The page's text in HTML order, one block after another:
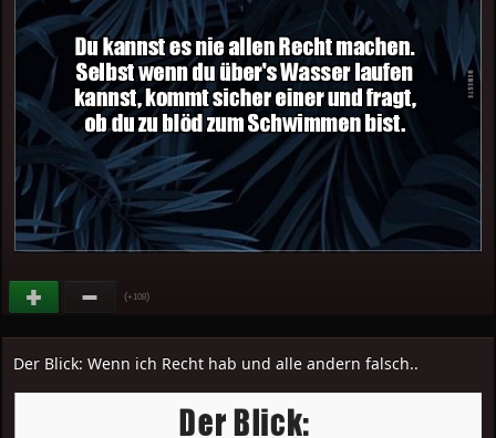
(+108)
Der Blick: Wenn ich Recht hab und alle andern falsch..